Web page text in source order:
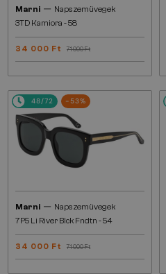
Marni — Napszemüvegek
3TD Kamiora - 58
34 000 Ft 71 000 Ft
48/72 -53%
Marni — Napszemüvegek
7P5 Li River Blck Fndtn - 54
34 000 Ft 71 000 Ft